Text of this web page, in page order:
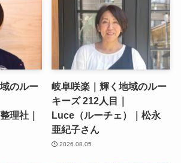
のルー
理社｜
岐阜咲楽｜輝く地域のルー
キーズ 212人目｜
Luce（ルーチェ）｜松永
亜紀子さん
2026.08.05